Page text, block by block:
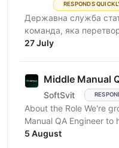
RESPONDS
Державна служба
команда, яка
розвитку країни. Ми
27 July
Middle Manual
SoftSvit
About the Role We're
Manual QA Engineer to
stability of our frontend
5 August